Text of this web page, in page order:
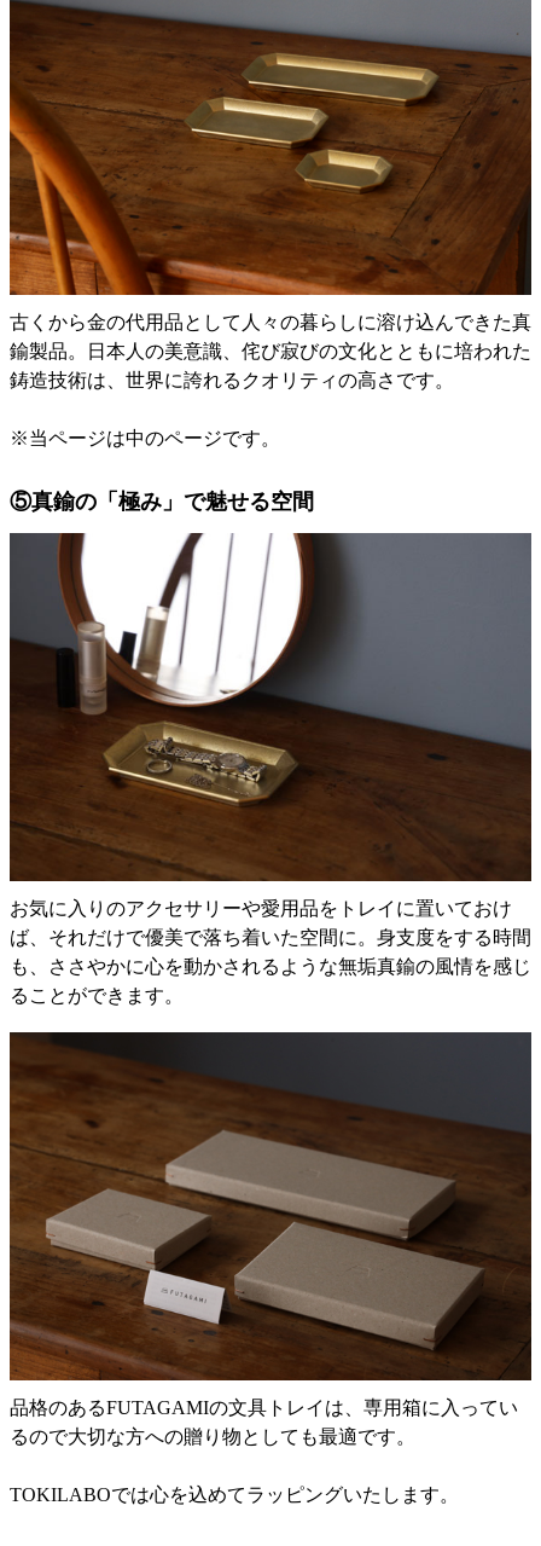
古くから金の代用品として人々の暮らしに溶け込んできた真
鍮製品。日本人の美意識、侘び寂びの文化とともに培われた
鋳造技術は、世界に誇れるクオリティの高さです。
※当ページは中のページです。
⑤真鍮の「極み」で魅せる空間
お気に入りのアクセサリーや愛用品をトレイに置いておけ
ば、それだけで優美で落ち着いた空間に。身支度をする時間
も、ささやかに心を動かされるような無垢真鍮の風情を感じ
ることができます。
品格のあるFUTAGAMIの文具トレイは、専用箱に入ってい
るので大切な方への贈り物としても最適です。
TOKILABOでは心を込めてラッピングいたします。